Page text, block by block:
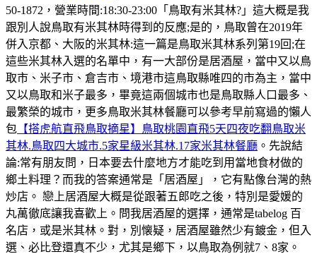
50-1872，營業時間:18:30-23:00「鳥取有米其林?」這大概是我
跟別人說鳥取有米其林時得到的反應;是的，鳥取曾在2019年
併入京都、大阪的米其林:這一篇是鳥取米其林系列第19回;在
這些米其林入選的名單中，有一大部份是居酒屋，當中又以鳥
取市、米子市、倉吉市、境港市這鳥取縣唯四的市為主，當中
又以鳥取和米子最多，畢竟這兩個城市也是鳥取縣人口最多、
最繁榮的城市，更多鳥取米其林餐廳可以參考早前寫過的懶人
包 【搭虎航直飛鳥取摘星】鳥取桃園直飛5天四夜吃翻鳥取米
其林.鳥取四大城市.5家星級米其林.17家米其林餐廳 。先說結
論:常有朋友問，日本要去什麼地方才能吃到用當地食材做的
鄉土料理？而我的答案通常是「居酒屋」，它有點像台灣的熱
炒店。 戀上居酒屋大概是從跟著五郎吃之後，特別是愛媛的
丸萬徹底讓我喜歡上。問我居酒屋的選擇，通常是tabelog 百
名店，或是米其林。對，別懐疑，居酒屋雖然少有鍍金，但入
選、必比登還真不少，尤其是鄉下，以鳥取為例就7、8家。